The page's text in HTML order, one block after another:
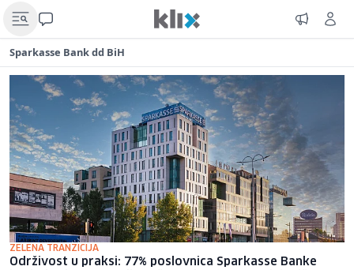
Sparkasse Bank dd BiH
ZELENA TRANZICIJA
Održivost u praksi: 77% poslovnica Sparkasse Banke